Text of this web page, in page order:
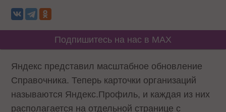
Подпишитесь на нас в MAX
Яндекс представил масштабное обновление
Справочника. Теперь карточки организаций
называются Яндекс.Профиль, и каждая из них
располагается на отдельной странице с